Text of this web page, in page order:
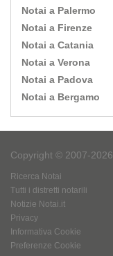
Notai a Palermo
Notai a Firenze
Notai a Catania
Notai a Verona
Notai a Padova
Notai a Bergamo
Copyright © 2007-
Ricerca Notai
Tutti i distretti notarili
Notizie Notai.it
Privacy
Informativa Cookie
Preferenze Cookie